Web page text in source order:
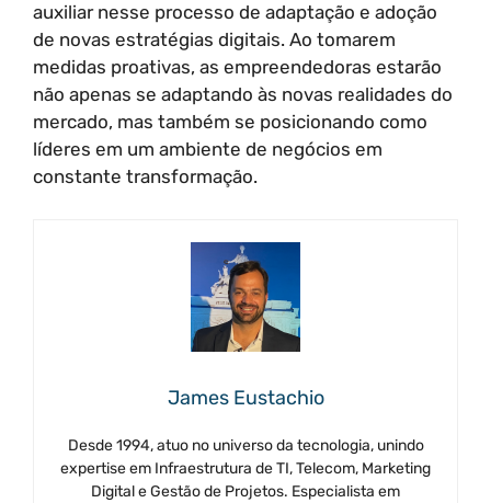
auxiliar nesse processo de adaptação e adoção
de novas estratégias digitais. Ao tomarem
medidas proativas, as empreendedoras estarão
não apenas se adaptando às novas realidades do
mercado, mas também se posicionando como
líderes em um ambiente de negócios em
constante transformação.
James Eustachio
Desde 1994, atuo no universo da tecnologia, unindo
expertise em Infraestrutura de TI, Telecom, Marketing
Digital e Gestão de Projetos. Especialista em